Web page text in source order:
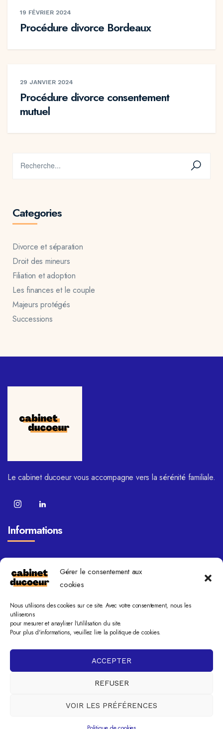
Gérer le consentement aux
cookies
Nous utilisons des cookies sur ce site. Avec votre consentement, nous les
utiliserons
pour mesurer et anayliser l'utililsation du site.
Pour plus d'informations, veuillez lire la politique de cookies.
ACCEPTER
REFUSER
VOIR LES PRÉFÉRENCES
19 FÉVRIER 2024
Procédure divorce Bordeaux
29 JANVIER 2024
Procédure divorce consentement
mutuel
Categories
Divorce et séparation
Droit des mineurs
Filiation et adoption
Les finances et le couple
Majeurs protégés
Successions
Le cabinet ducoeur vous accompagne vers la sérénité familiale.
Informations
Blog
Mentions légales
Politique de cookies
Contact
25 rue des frères Bonie 33000 Bordeaux
sdm@cabinetducoeur.fr